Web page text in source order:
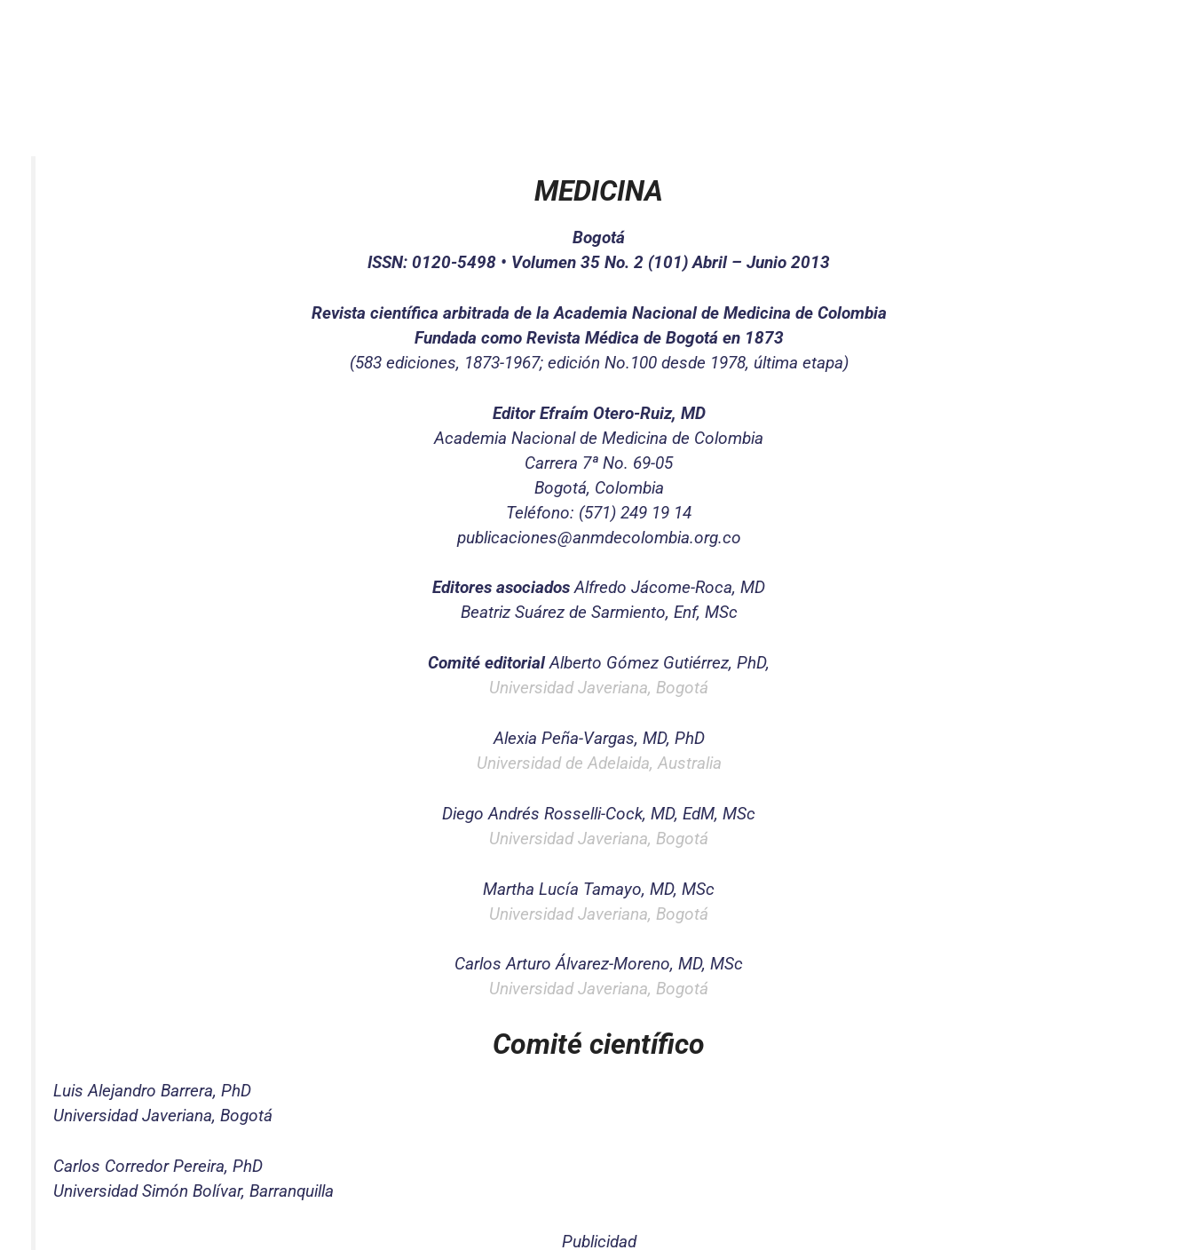
MEDICINA
Bogotá
ISSN: 0120-5498 • Volumen 35 No. 2 (101) Abril – Junio 2013
Revista científica arbitrada de la Academia Nacional de Medicina de Colombia
Fundada como Revista Médica de Bogotá en 1873
(583 ediciones, 1873-1967; edición No.100 desde 1978, última etapa)
Editor Efraím Otero-Ruiz, MD
Academia Nacional de Medicina de Colombia
Carrera 7ª No. 69-05
Bogotá, Colombia
Teléfono: (571) 249 19 14
publicaciones@anmdecolombia.org.co
Editores asociadosAlfredo Jácome-Roca, MD
Beatriz Suárez de Sarmiento, Enf, MSc
Comité editorialAlberto Gómez Gutiérrez, PhD,
Universidad Javeriana, Bogotá
Alexia Peña-Vargas, MD, PhD
Universidad de Adelaida, Australia
Diego Andrés Rosselli-Cock, MD, EdM, MSc
Universidad Javeriana, Bogotá
Martha Lucía Tamayo, MD, MSc
Universidad Javeriana, Bogotá
Carlos Arturo Álvarez-Moreno, MD, MSc
Universidad Javeriana, Bogotá
Comité científico
Luis Alejandro Barrera, PhD
Universidad Javeriana, Bogotá
Carlos Corredor Pereira, PhD
Universidad Simón Bolívar, Barranquilla
Publicidad